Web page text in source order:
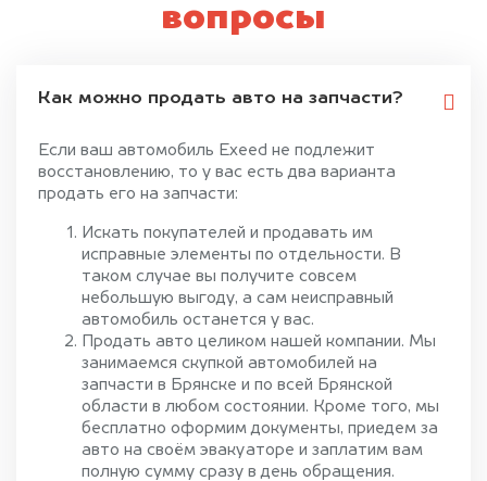
вопросы
Как можно продать авто на запчасти?
Если ваш автомобиль Exeed не подлежит
восстановлению, то у вас есть два варианта
продать его на запчасти:
Искать покупателей и продавать им
исправные элементы по отдельности. В
таком случае вы получите совсем
небольшую выгоду, а сам неисправный
автомобиль останется у вас.
Продать авто целиком нашей компании. Мы
занимаемся скупкой автомобилей на
запчасти в Брянске и по всей Брянской
области в любом состоянии. Кроме того, мы
бесплатно оформим документы, приедем за
авто на своём эвакуаторе и заплатим вам
полную сумму сразу в день обращения.